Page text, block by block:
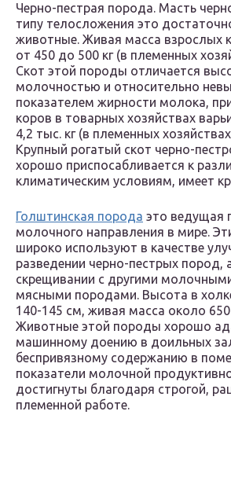
Черно-пестрая порода. Масть
типу телосложения это
животные. Живая масса взрослых
от 450 до 500 кг (в племенных
Скот этой породы отличается
молочностью и относительно
показателем жирности молока,
коров в товарных хозяйствах
4,2 тыс. кг (в племенных
Крупный рогатый скот черно-
хорошо приспосабливается к
климатическим условиям, имеет
Голштинская порода это ведущая
молочного направления в мире.
широко используют в качестве
разведении черно-пестрых пород,
скрещивании с другими
мясными породами. Высота в
140-145 см, живая масса около
Животные этой породы хорошо
машинному доению в доильных
беспривязному содержанию в
показатели молочной
достигнуты благодаря строгой,
племенной работе.